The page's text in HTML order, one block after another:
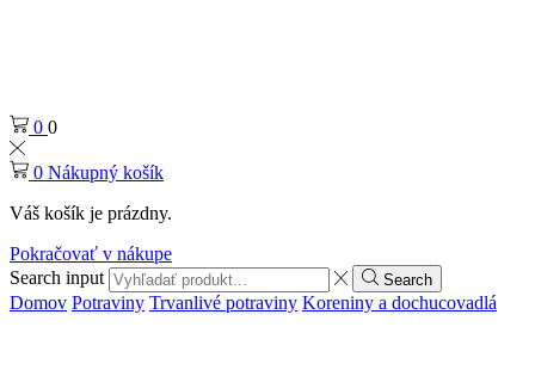
0 0
0 Nákupný košík
Váš košík je prázdny.
Pokračovať v nákupe
Search input
Search
Domov Potraviny Trvanlivé potraviny Koreniny a dochucovadlá